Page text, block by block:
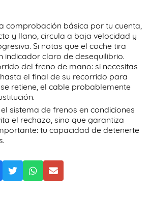
comprobación básica por tu cuenta,
y llano, circula a baja velocidad y
Si notas que el coche tira
indicador claro de desequilibrio.
del freno de mano: si necesitas
el final de su recorrido para
retiene, el cable probablemente
sistema de frenos en condiciones
el rechazo, sino que garantiza
tu capacidad de detenerte